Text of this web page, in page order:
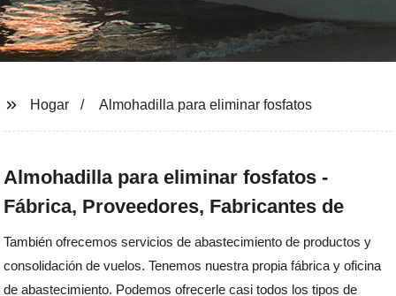
Hogar Almohadilla para eliminar fosfatos
Almohadilla para eliminar fosfatos -
Fábrica, Proveedores, Fabricantes de
También ofrecemos servicios de abastecimiento de productos y
consolidación de vuelos. Tenemos nuestra propia fábrica y oficina
de abastecimiento. Podemos ofrecerle casi todos los tipos de